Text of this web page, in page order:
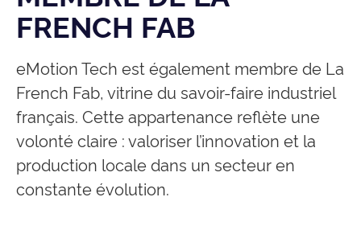
FRENCH FAB
eMotion Tech est également membre de La
French Fab, vitrine du savoir-faire industriel
français. Cette appartenance reflète une
volonté claire : valoriser l’innovation et la
production locale dans un secteur en
constante évolution.